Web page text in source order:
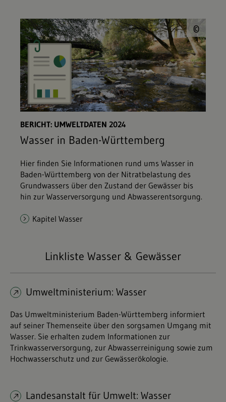
©
BERICHT: UMWELTDATEN 2024
Wasser in Baden-Württemberg
Hier finden Sie Informationen rund ums Wasser in
Baden-Württemberg von der Nitratbelastung des
Grundwassers über den Zustand der Gewässer bis
hin zur Wasserversorgung und Abwasserentsorgung.
Kapitel Wasser
Linkliste Wasser & Gewässer
Umweltministerium: Wasser
Das Umweltministerium Baden-Württemberg informiert
auf seiner Themenseite über den sorgsamen Umgang mit
Wasser. Sie erhalten zudem Informationen zur
Trinkwasserversorgung, zur Abwasserreinigung sowie zum
Hochwasserschutz und zur Gewässerökologie.
Landesanstalt für Umwelt: Wasser